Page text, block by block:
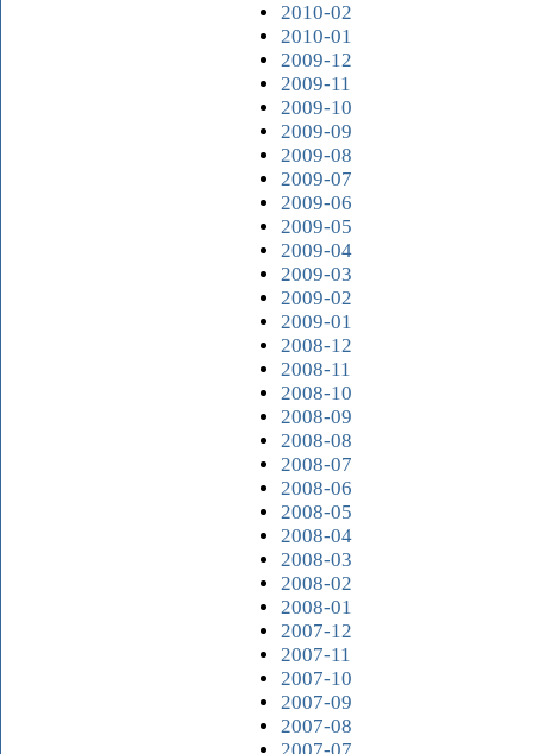
2010-02
2010-01
2009-12
2009-11
2009-10
2009-09
2009-08
2009-07
2009-06
2009-05
2009-04
2009-03
2009-02
2009-01
2008-12
2008-11
2008-10
2008-09
2008-08
2008-07
2008-06
2008-05
2008-04
2008-03
2008-02
2008-01
2007-12
2007-11
2007-10
2007-09
2007-08
2007-07